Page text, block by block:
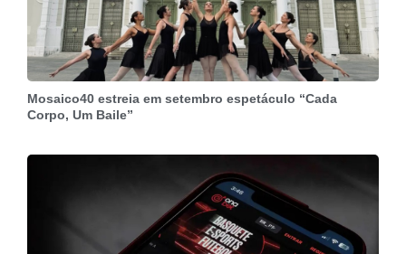
Mosaico40 estreia em setembro espetáculo “Cada
Corpo, Um Baile”